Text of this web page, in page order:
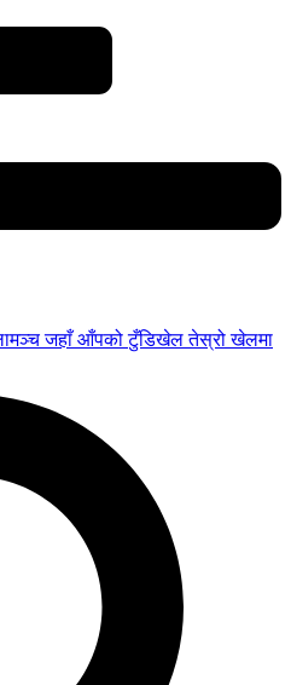
जहाँ आँपको टुँडिखेल तेस्रो खेलमा